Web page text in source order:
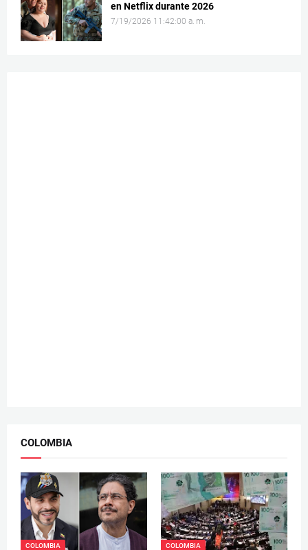
en Netflix durante 2026
7/19/2026 11:42:00 a. m.
COLOMBIA
COLOMBIA COLOMBIA